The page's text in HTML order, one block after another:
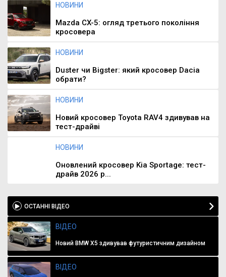
НОВИНИ
Mazda CX-5: огляд третього покоління
кросовера
НОВИНИ
Duster чи Bigster: який кросовер Dacia
обрати?
НОВИНИ
Новий кросовер Toyota RAV4 здивував на
тест-драйві
НОВИНИ
Оновлений кросовер Kia Sportage: тест-
драйв 2026 р...
ОСТАННІ ВІДЕО
ВІДЕО
Новий BMW X5 здивував футуристичним дизайном
ВІДЕО